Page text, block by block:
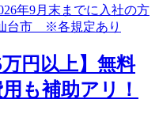
万円以上】無料
も補助アリ！